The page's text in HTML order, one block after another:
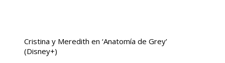
Cristina y Meredith en ‘Anatomía de Grey’
(Disney+)